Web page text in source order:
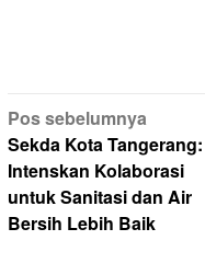
Navigasi
pos
Pos sebelumnya
Sekda Kota Tangerang:
Intenskan Kolaborasi
untuk Sanitasi dan Air
Bersih Lebih Baik